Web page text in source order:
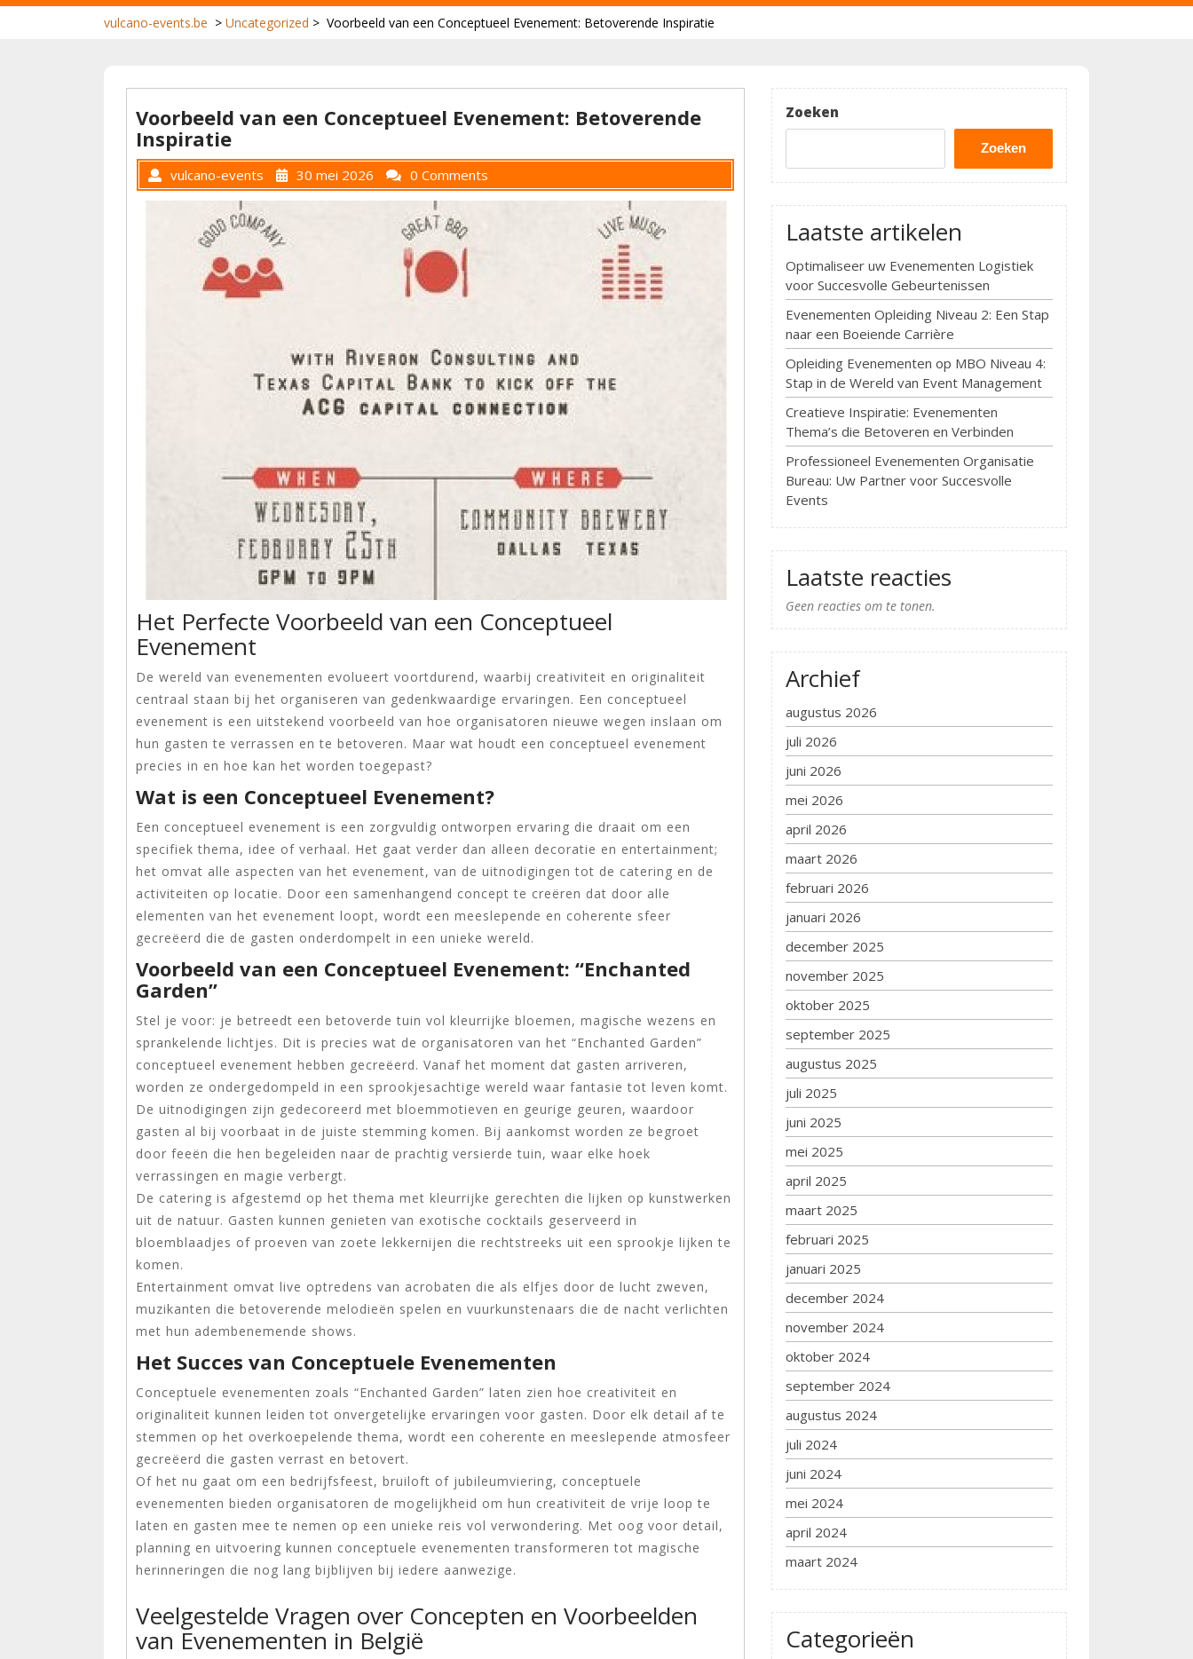
vulcano-events.be > Uncategorized > Voorbeeld van een Conceptueel Evenement: Betoverende Inspiratie
Voorbeeld van een Conceptueel Evenement: Betoverende
Inspiratie
vulcano-events 30 mei 2026 0 Comments
Het Perfecte Voorbeeld van een Conceptueel
Evenement
De wereld van evenementen evolueert voortdurend, waarbij creativiteit en originaliteit
centraal staan ​​bij het organiseren van gedenkwaardige ervaringen. Een conceptueel
evenement is een uitstekend voorbeeld van hoe organisatoren nieuwe wegen inslaan om
hun gasten te verrassen en te betoveren. Maar wat houdt een conceptueel evenement
precies in en hoe kan het worden toegepast?
Wat is een Conceptueel Evenement?
Een conceptueel evenement is een zorgvuldig ontworpen ervaring die draait om een
specifiek thema, idee of verhaal. Het gaat verder dan alleen decoratie en entertainment;
het omvat alle aspecten van het evenement, van de uitnodigingen tot de catering en de
activiteiten op locatie. Door een samenhangend concept te creëren dat door alle
elementen van het evenement loopt, wordt een meeslepende en coherente sfeer
gecreëerd die de gasten onderdompelt in een unieke wereld.
Voorbeeld van een Conceptueel Evenement: “Enchanted
Garden”
Stel je voor: je betreedt een betoverde tuin vol kleurrijke bloemen, magische wezens en
sprankelende lichtjes. Dit is precies wat de organisatoren van het “Enchanted Garden”
conceptueel evenement hebben gecreëerd. Vanaf het moment dat gasten arriveren,
worden ze ondergedompeld in een sprookjesachtige wereld waar fantasie tot leven komt.
De uitnodigingen zijn gedecoreerd met bloemmotieven en geurige geuren, waardoor
gasten al bij voorbaat in de juiste stemming komen. Bij aankomst worden ze begroet
door feeën die hen begeleiden naar de prachtig versierde tuin, waar elke hoek
verrassingen en magie verbergt.
De catering is afgestemd op het thema met kleurrijke gerechten die lijken op kunstwerken
uit de natuur. Gasten kunnen genieten van exotische cocktails geserveerd in
bloemblaadjes of proeven van zoete lekkernijen die rechtstreeks uit een sprookje lijken te
komen.
Entertainment omvat live optredens van acrobaten die als elfjes door de lucht zweven,
muzikanten die betoverende melodieën spelen en vuurkunstenaars die de nacht verlichten
met hun adembenemende shows.
Het Succes van Conceptuele Evenementen
Conceptuele evenementen zoals “Enchanted Garden” laten zien hoe creativiteit en
originaliteit kunnen leiden tot onvergetelijke ervaringen voor gasten. Door elk detail af te
stemmen op het overkoepelende thema, wordt een coherente en meeslepende atmosfeer
gecreëerd die gasten verrast en betovert.
Of het nu gaat om een bedrijfsfeest, bruiloft of jubileumviering, conceptuele
evenementen bieden organisatoren de mogelijkheid om hun creativiteit de vrije loop te
laten en gasten mee te nemen op een unieke reis vol verwondering. Met oog voor detail,
planning en uitvoering kunnen conceptuele evenementen transformeren tot magische
herinneringen die nog lang bijblijven bij iedere aanwezige.
Veelgestelde Vragen over Concepten en Voorbeelden
van Evenementen in België
Zoeken
Zoeken
Laatste artikelen
Optimaliseer uw Evenementen Logistiek
voor Succesvolle Gebeurtenissen
Evenementen Opleiding Niveau 2: Een Stap
naar een Boeiende Carrière
Opleiding Evenementen op MBO Niveau 4:
Stap in de Wereld van Event Management
Creatieve Inspiratie: Evenementen
Thema’s die Betoveren en Verbinden
Professioneel Evenementen Organisatie
Bureau: Uw Partner voor Succesvolle
Events
Laatste reacties
Geen reacties om te tonen.
Archief
augustus 2026
juli 2026
juni 2026
mei 2026
april 2026
maart 2026
februari 2026
januari 2026
december 2025
november 2025
oktober 2025
september 2025
augustus 2025
juli 2025
juni 2025
mei 2025
april 2025
maart 2025
februari 2025
januari 2025
december 2024
november 2024
oktober 2024
september 2024
augustus 2024
juli 2024
juni 2024
mei 2024
april 2024
maart 2024
Categorieën